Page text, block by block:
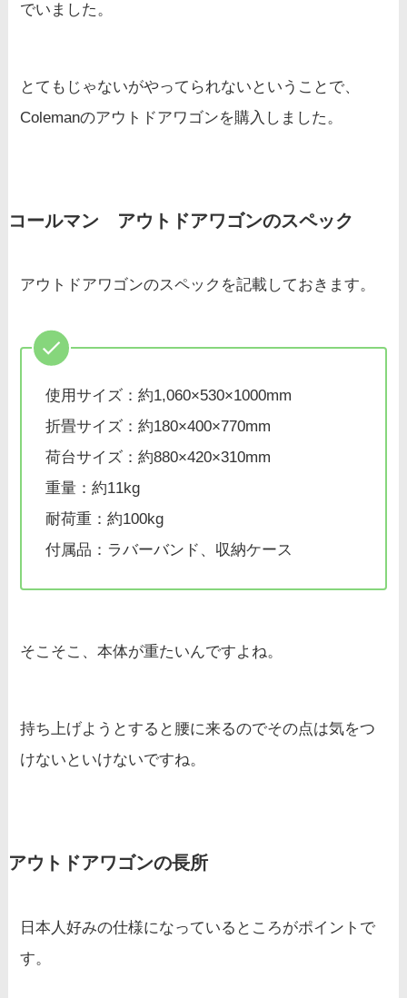
でいました。
とてもじゃないがやってられないということで、
Colemanのアウトドアワゴンを購入しました。
コールマン アウトドアワゴンのスペック
アウトドアワゴンのスペックを記載しておきます。
使用サイズ：約1,060×530×1000mm
折畳サイズ：約180×400×770mm
荷台サイズ：約880×420×310mm
重量：約11kg
耐荷重：約100kg
付属品：ラバーバンド、収納ケース
そこそこ、本体が重たいんですよね。
持ち上げようとすると腰に来るのでその点は気をつ
けないといけないですね。
アウトドアワゴンの長所
日本人好みの仕様になっているところがポイントで
す。